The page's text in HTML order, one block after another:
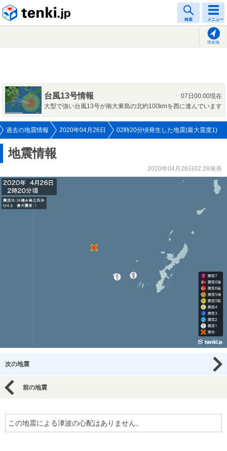
検索 メニュー
現在地
台風13号情報
07日00:00現在
大型で強い台風13号が南大東島の北約100kmを西に進んでいます
過去の地震情報 2020年04月26日 02時20分頃発生した地震(最大震度1)
地震情報
2020年04月26日02:28発表
次の地震
前の地震
この地震による津波の心配はありません。